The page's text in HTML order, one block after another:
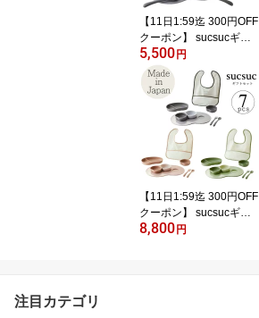
【11日1:59迄 300円OFF
クーポン】 sucsucギフ
トセット4pcs スクスク
逸品社 ベビー ベビー食
器 食器セット ギフトセ
ット お食い初め 離乳食
お祝い おしゃれ 電子レ
ンジ対応 食洗機対応 食
べやすい かわいい 出産
祝い 日本製 抗菌 食器 プ
レゼント キッズ
5,500 円
【11日1:59迄 300円OFF
クーポン】 sucsucギフ
トセット7pcs スクスク
8,800 円
注目カテゴリ